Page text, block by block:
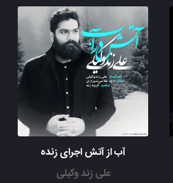
آب از آتش اجرای زنده
علی زند وکیلی